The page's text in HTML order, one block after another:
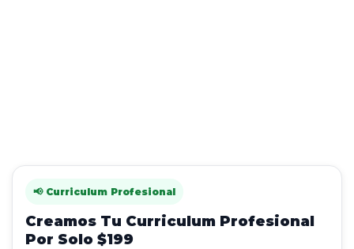
📢 Curriculum Profesional
Creamos Tu Curriculum Profesional
Por Solo $199